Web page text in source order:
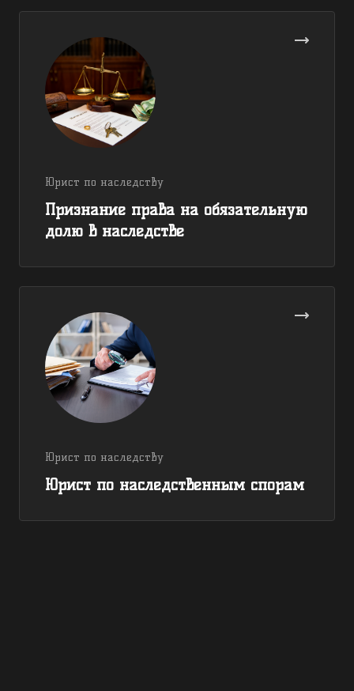
Юрист по наследству
Признание права на обязательную
долю в наследстве
Юрист по наследству
Юрист по наследственным спорам